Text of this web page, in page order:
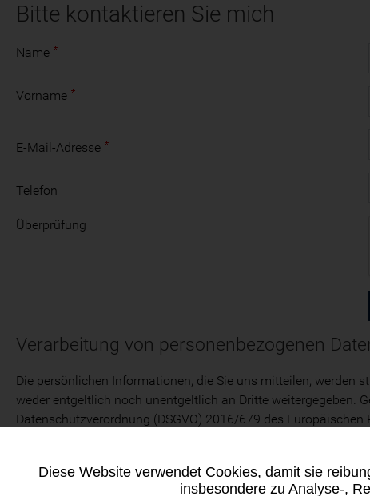
Bitte kontaktieren Sie mich
Name
Vorname
E-Mail-Adresse
Telefon
Überprüfung
Verarbeitung von personenbezogenen
Die persönlichen Informationen, die Sie uns mitteilen, werden
weder entgeltlich noch unentgeltlich an Dritte weitergegeben.
Datenschutzverordnung (DSGVO) 2016/679 des
Diese Website verwendet Cookies, damit sie
insbesondere zu Analyse-,